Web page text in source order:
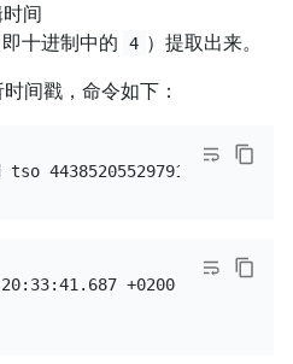
间
即十进制中的 4 ）提取出来。
间戳，命令如下：
+0200 CEST